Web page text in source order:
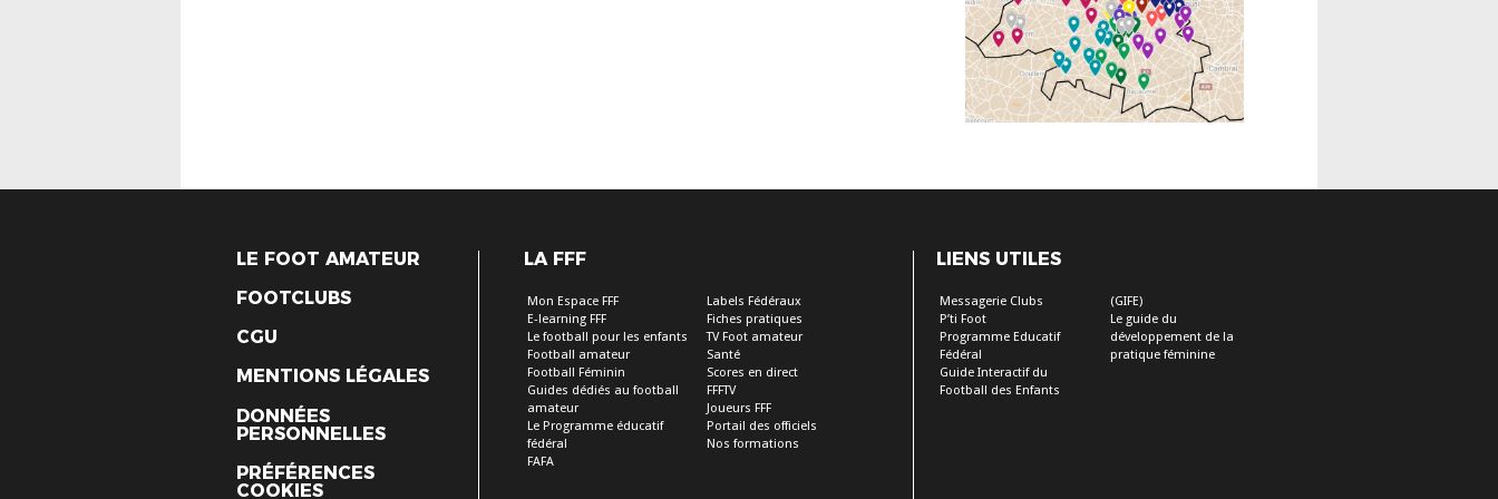
LE FOOT AMATEUR
FOOTCLUBS
CGU
MENTIONS LÉGALES
DONNÉES
PERSONNELLES
PRÉFÉRENCES
COOKIES
LA FFF
Mon Espace FFF
E-learning FFF
Le football pour les enfants
Football amateur
Football Féminin
Guides dédiés au football
amateur
Le Programme éducatif
fédéral
FAFA
Labels Fédéraux
Fiches pratiques
TV Foot amateur
Santé
Scores en direct
FFFTV
Joueurs FFF
Portail des officiels
Nos formations
LIENS UTILES
Messagerie Clubs
P’ti Foot
Programme Educatif
Fédéral
Guide Interactif du
Football des Enfants
(GIFE)
Le guide du
développement de la
pratique féminine